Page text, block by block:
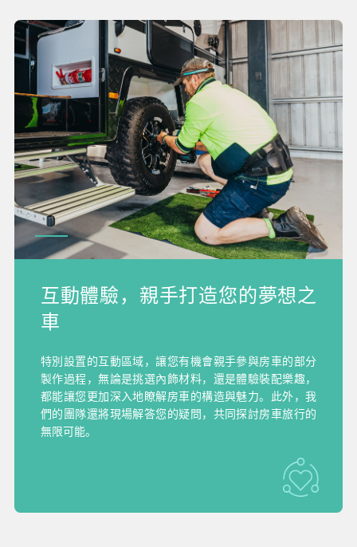
互動體驗，親手打造您的夢想之
車
特別設置的互動區域，讓您有機會親手參與房車的部分
製作過程，無論是挑選內飾材料，還是體驗裝配樂趣，
都能讓您更加深入地瞭解房車的構造與魅力。此外，我
們的團隊還將現場解答您的疑問，共同探討房車旅行的
無限可能。